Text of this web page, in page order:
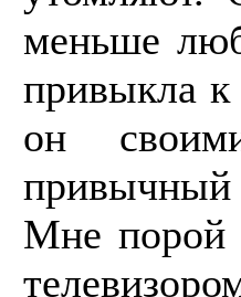
меньше
привыкла к
он
привычный
Мне порой